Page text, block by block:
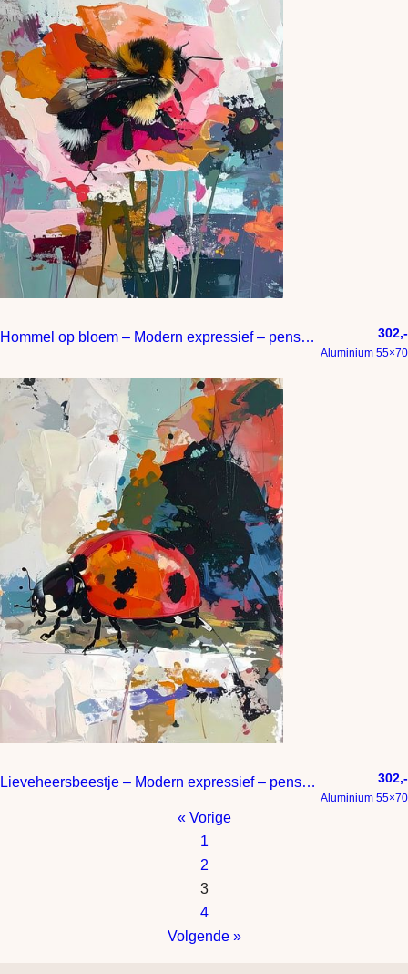
Hommel op bloem – Modern expressief – penseelstreken en abstracte kleurige vlakken 302,-
Aluminium 55×70
Lieveheersbeestje – Modern expressief – penseelstreken en abstracte kleurige vlakken 302,-
Aluminium 55×70
« Vorige
1
2
3
4
Volgende »